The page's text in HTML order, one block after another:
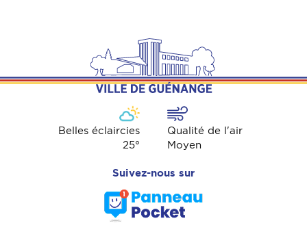
Belles éclaircies
25°
Qualité de l'air
Moyen
Suivez-nous sur